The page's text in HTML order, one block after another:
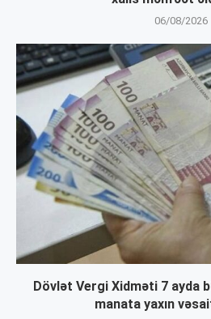
06/08/2026
Dövlət Vergi Xidməti 7 ayda
manata yaxın